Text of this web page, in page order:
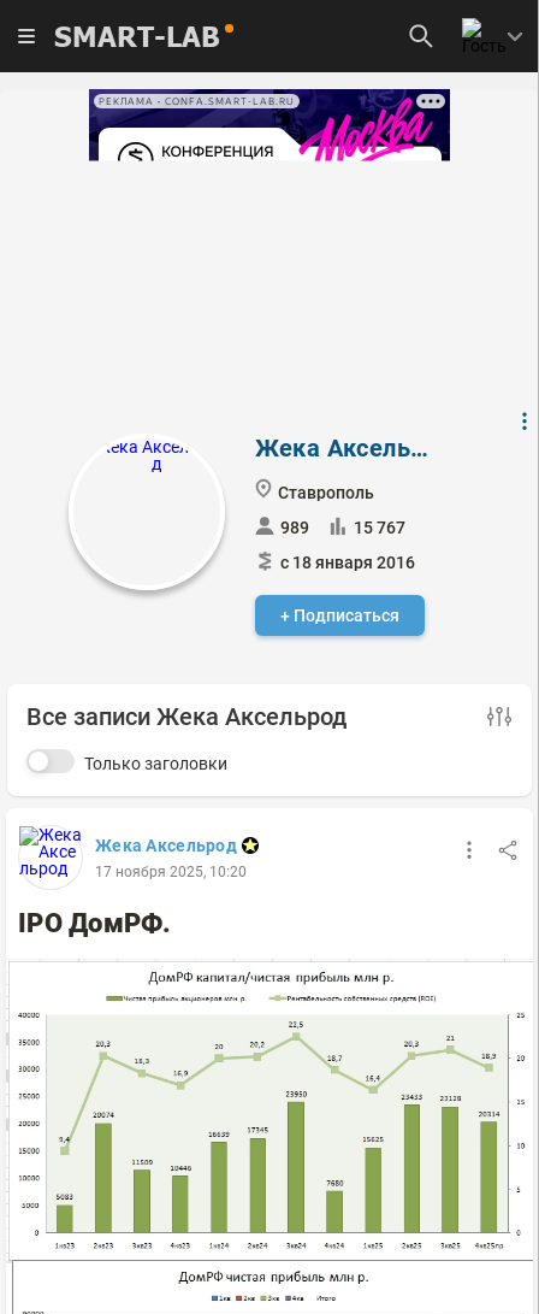
SMART-LAB
РЕКЛАМА • CONFA.SMART-LAB.RU
Жека Аксельрод
Ставрополь
989
15 767
с 18 января 2016
+ Подписаться
Все записи Жека Аксельрод
Только заголовки
Жека Аксельрод
17 ноября 2025, 10:20
IPO ДомРФ.